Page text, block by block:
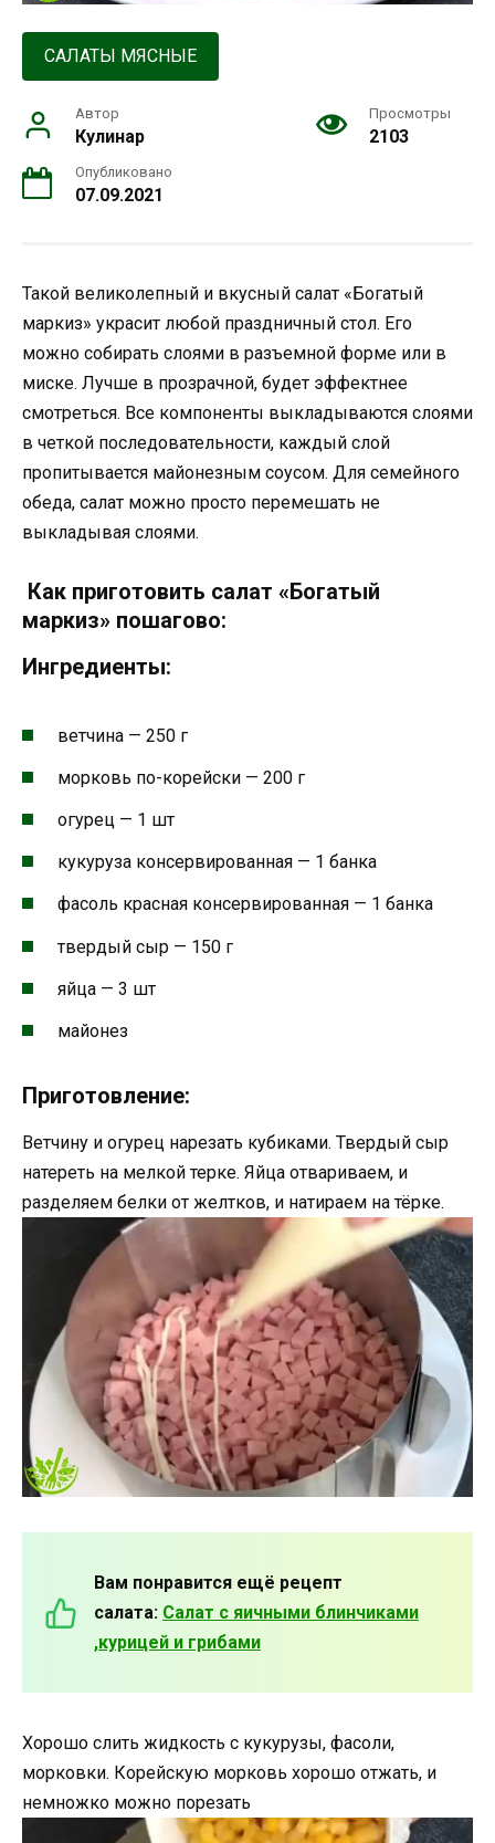
САЛАТЫ МЯСНЫЕ
Автор
Кулинар
Просмотры
2103
Опубликовано
07.09.2021
Такой великолепный и вкусный салат «Богатый
маркиз» украсит любой праздничный стол. Его
можно собирать слоями в разъемной форме или в
миске. Лучше в прозрачной, будет эффектнее
смотреться. Все компоненты выкладываются слоями
в четкой последовательности, каждый слой
пропитывается майонезным соусом. Для семейного
обеда, салат можно просто перемешать не
выкладывая слоями.
Как приготовить салат «Богатый
маркиз» пошагово:
Ингредиенты:
ветчина — 250 г
морковь по-корейски — 200 г
огурец — 1 шт
кукуруза консервированная — 1 банка
фасоль красная консервированная — 1 банка
твердый сыр — 150 г
яйца — 3 шт
майонез
Приготовление:
Ветчину и огурец нарезать кубиками. Твердый сыр
натереть на мелкой терке. Яйца отвариваем, и
разделяем белки от желтков, и натираем на тёрке.
Вам понравится ещё рецепт
салата: Салат с яичными блинчиками
,курицей и грибами
Хорошо слить жидкость с кукурузы, фасоли,
морковки. Корейскую морковь хорошо отжать, и
немножко можно порезать